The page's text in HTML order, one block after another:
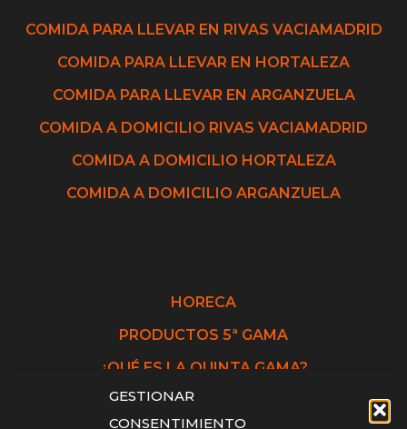
GESTIONAR
CONSENTIMIENTO
COMIDA PARA LLEVAR EN RIVAS VACIAMADRID
COMIDA PARA LLEVAR EN HORTALEZA
COMIDA PARA LLEVAR EN ARGANZUELA
COMIDA A DOMICILIO RIVAS VACIAMADRID
COMIDA A DOMICILIO HORTALEZA
COMIDA A DOMICILIO ARGANZUELA
HORECA
PRODUCTOS 5ª GAMA
¿QUÉ ES LA QUINTA GAMA?